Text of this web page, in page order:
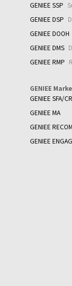
GENIEE SSP
GENIEE DSP
GENIEE DOOH
GENIEE DMS
GENIEE RMP
GENIEE
GENIEE SFA/
GENIEE MA
GENIEE
GENIEE